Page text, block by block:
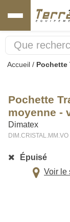
Accueil / Pochette
Pochette
moyenne -
Dimatex
DIM.CRISTAL.MM.VO
Épuisé
Voir le